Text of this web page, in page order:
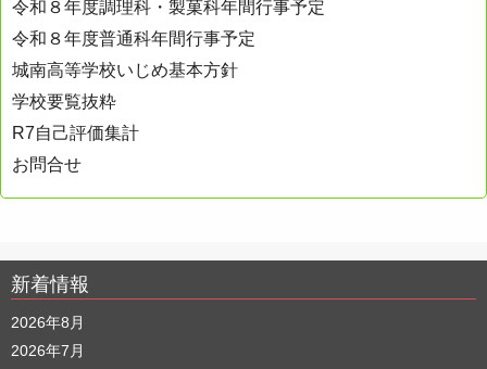
令和８年度調理科・製菓科年間行事予定
令和８年度普通科年間行事予定
城南高等学校いじめ基本方針
学校要覧抜粋
R7自己評価集計
お問合せ
新着情報
2026年8月
2026年7月